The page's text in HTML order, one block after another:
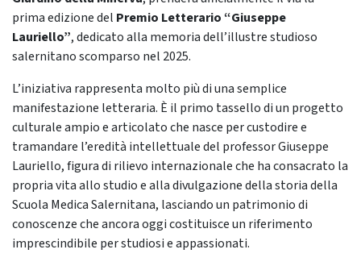
prima edizione del Premio Letterario “Giuseppe
Lauriello”, dedicato alla memoria dell’illustre studioso
salernitano scomparso nel 2025.
L’iniziativa rappresenta molto più di una semplice
manifestazione letteraria. È il primo tassello di un progetto
culturale ampio e articolato che nasce per custodire e
tramandare l’eredità intellettuale del professor Giuseppe
Lauriello, figura di rilievo internazionale che ha consacrato la
propria vita allo studio e alla divulgazione della storia della
Scuola Medica Salernitana, lasciando un patrimonio di
conoscenze che ancora oggi costituisce un riferimento
imprescindibile per studiosi e appassionati.